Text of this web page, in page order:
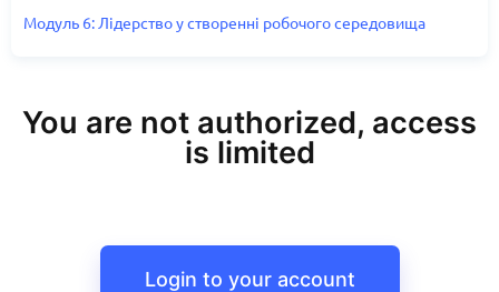
Модуль 6: Лідерство у створенні робочого середовища
You are not authorized, access
is limited
Login to your account